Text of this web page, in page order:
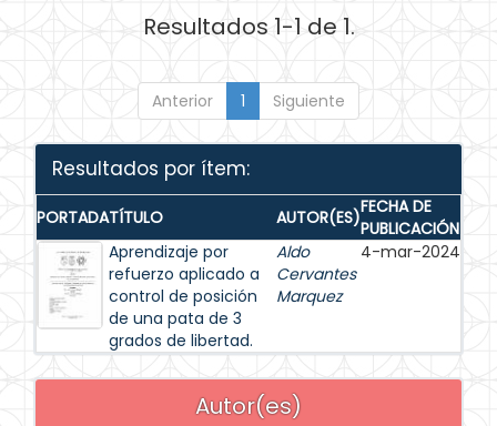
Resultados 1-1 de 1.
Anterior 1 Siguiente
Resultados por ítem:
PORTADATÍTULO AUTOR(ES)FECHA DE
PUBLICACIÓN
Aprendizaje por
refuerzo aplicado a
control de posición
de una pata de 3
grados de libertad.
Aldo
Cervantes
Marquez
4-mar-2024
Autor(es)